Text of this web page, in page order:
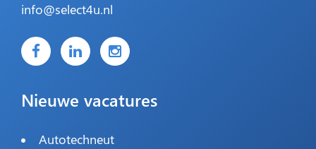
info@select4u.nl
Nieuwe vacatures
Autotechneut